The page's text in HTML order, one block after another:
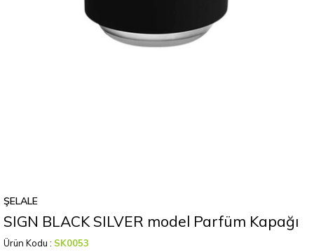
ŞELALE
SIGN BLACK SILVER model Parfüm Kapağı
Ürün Kodu : SK0053